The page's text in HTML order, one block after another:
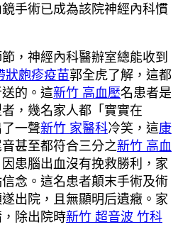
鏡手術已成為該院神經內科慣
，神經內科醫辦室總能收到
狀皰疹疫苗郭全虎了解，這都
的。這新竹 高血壓名患者是
，幾名家人都「實實在
一聲新竹 家醫科冷笑，這康
甚至都符合三分之新竹 高血
患腦出血沒有挽救勝利，家
念。這名患者顛末手術及術
出院，且無顯明后遺癥。家
除出院時新竹 超音波 竹科